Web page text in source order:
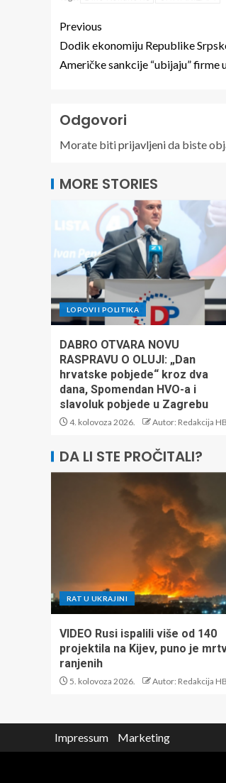
Previous
Dodik ekonomiju Republike
Američke sankcije “ubijaju” firme
Odgovori
Morate bitiprijavljenida biste
MORE STORIES
LOPOVI I POLITIKA
DABRO OTVARA NOVU
RASPRAVU O OLUJI: „Dan
hrvatske pobjede“ kroz dva
dana, Spomendan HVO-a i
slavoluk pobjede u Zagrebu
4. kolovoza 2026. Autor: Redakcija HB
DA LI STE PROČITALI?
RAT U UKRAJINI
VIDEO Rusi ispalili više od 140
projektila na Kijev, puno je
ranjenih
5. kolovoza 2026. Autor: Redakcija HB
Impressum Marketing